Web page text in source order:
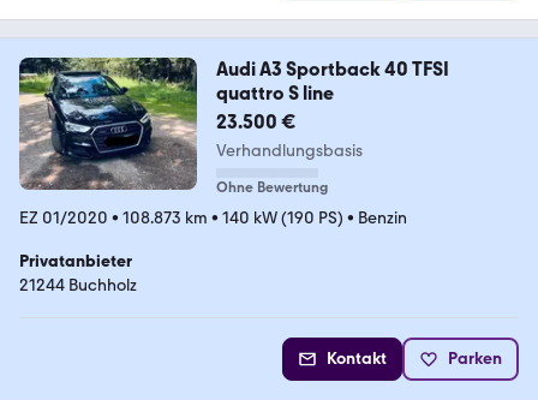
Audi A3 Sportback 40 TFSI
quattro S line
23.500 €
Verhandlungsbasis
Ohne Bewertung
EZ 01/2020 • 108.873 km • 140 kW (190 PS) • Benzin
Privatanbieter
21244 Buchholz
Kontakt Parken